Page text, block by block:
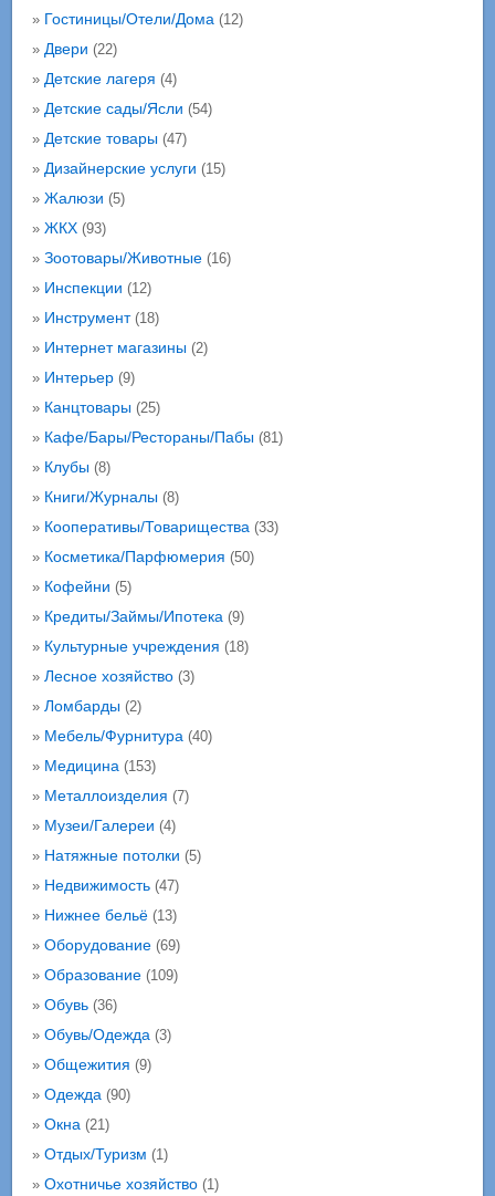
» Гостиницы/Отели/Дома(12)
» Двери (22)
» Детские лагеря (4)
» Детские сады/Ясли (54)
» Детские товары(47)
» Дизайнерские услуги (15)
» Жалюзи (5)
» ЖКХ(93)
» Зоотовары/Животные(16)
» Инспекции (12)
» Инструмент(18)
» Интернет магазины(2)
» Интерьер(9)
» Канцтовары(25)
» Кафе/Бары/Рестораны/Пабы(81)
» Клубы(8)
» Книги/Журналы(8)
» Кооперативы/Товарищества(33)
» Косметика/Парфюмерия (50)
» Кофейни (5)
» Кредиты/Займы/Ипотека(9)
» Культурные учреждения (18)
» Лесное хозяйство(3)
» Ломбарды(2)
» Мебель/Фурнитура(40)
» Медицина(153)
» Металлоизделия (7)
» Музеи/Галереи (4)
» Натяжные потолки (5)
» Недвижимость(47)
» Нижнее бельё(13)
» Оборудование(69)
» Образование(109)
» Обувь(36)
» Обувь/Одежда(3)
» Общежития (9)
» Одежда(90)
» Окна(21)
» Отдых/Туризм (1)
» Охотничье хозяйство(1)